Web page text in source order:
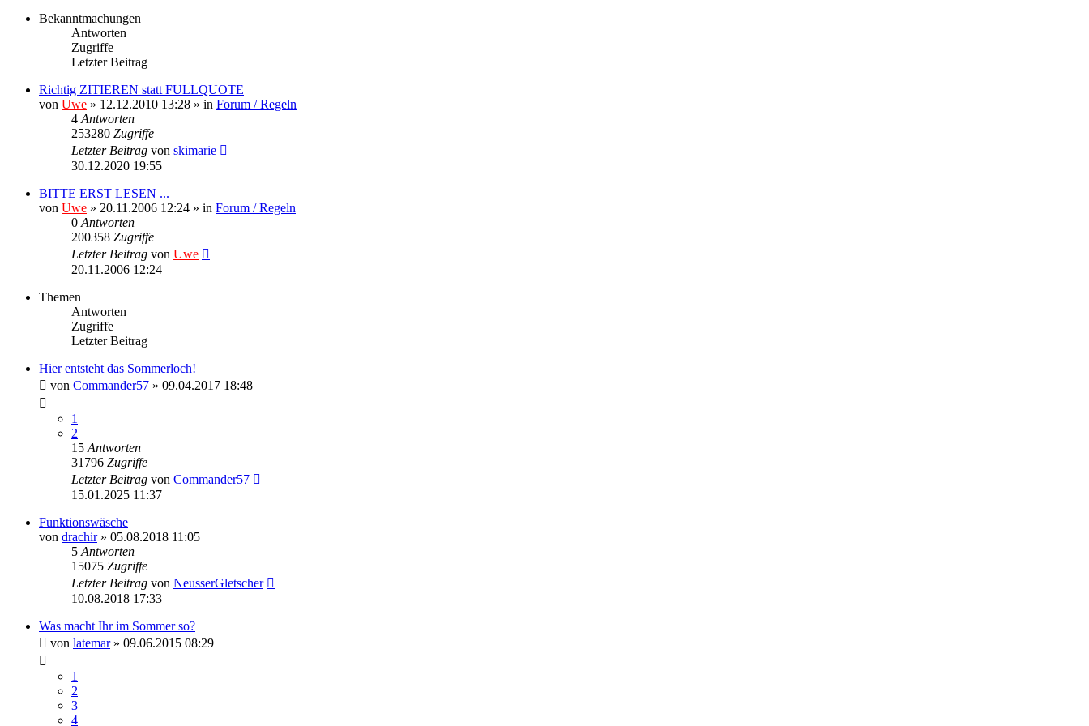
Bekanntmachungen
Antworten
Zugriffe
Letzter Beitrag
Richtig ZITIEREN statt FULLQUOTE
von Uwe » 12.12.2010 13:28 » in Forum / Regeln
4 Antworten
253280 Zugriffe
Letzter Beitrag von skimarie
30.12.2020 19:55
BITTE ERST LESEN ...
von Uwe » 20.11.2006 12:24 » in Forum / Regeln
0 Antworten
200358 Zugriffe
Letzter Beitrag von Uwe
20.11.2006 12:24
Themen
Antworten
Zugriffe
Letzter Beitrag
Hier entsteht das Sommerloch!
von Commander57 » 09.04.2017 18:48
1
2
15 Antworten
31796 Zugriffe
Letzter Beitrag von Commander57
15.01.2025 11:37
Funktionswäsche
von drachir» 05.08.2018 11:05
5 Antworten
15075 Zugriffe
Letzter Beitrag von NeusserGletscher
10.08.2018 17:33
Was macht Ihr im Sommer so?
von latemar» 09.06.2015 08:29
1
2
3
4